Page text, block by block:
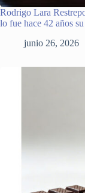
Rodrigo Lara
lo fue hace 42 años
junio 26, 2026